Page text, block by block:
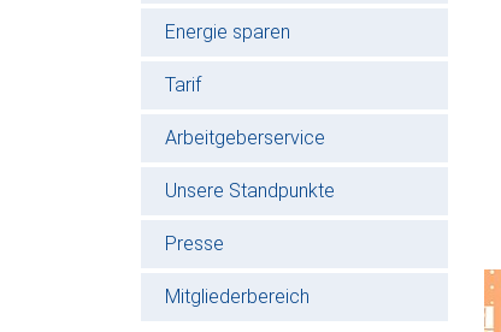
Energie sparen
Tarif
Arbeitgeberservice
Unsere Standpunkte
Presse
Mitgliederbereich